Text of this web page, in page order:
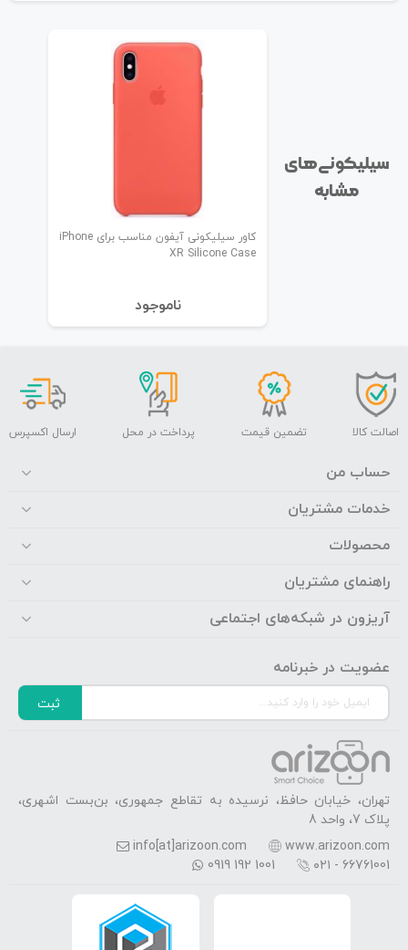
سیلیکونی‌های
مشابه
کاور سیلیکونی آیفون مناسب برای iPhone
XR Silicone Case
نا‌موجود
اصالت کالا تضمین قیمت پرداخت در محل ارسال اکسپرس
حساب من
خدمات مشتریان
محصولات
راهنمای مشتریان
آریزون در شبکه‌های اجتماعی
عضویت در خبرنامه
ثبت
تهران، خیابان حافظ، نرسیده به تقاطع جمهوری، بن‌بست اشهری،
پلاک 7، واحد 8
www.arizoon.com
info[at]arizoon.com
۰۲۱ - 66761001
0919 192 1001